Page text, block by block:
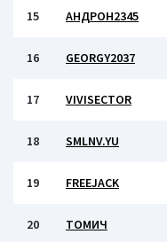
15 АНДРОН2345
16 GEORGY2037
17 VIVISECTOR
18 SMLNV.YU
19 FREEJACK
20 ТОМИЧ